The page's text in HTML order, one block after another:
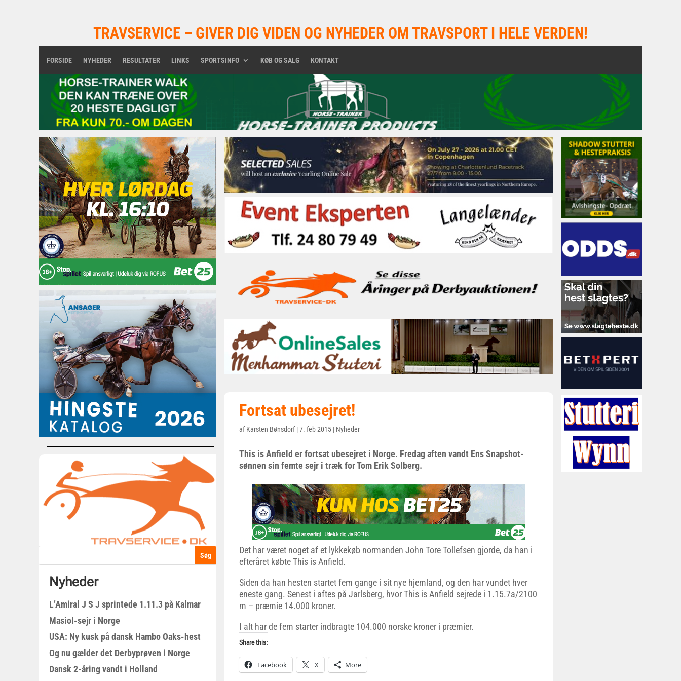
TRAVSERVICE – GIVER DIG VIDEN OG NYHEDER OM TRAVSPORT I HELE VERDEN!
FORSIDE NYHEDER RESULTATER LINKS SPORTSINFO KØB OG SALG KONTAKT
Nyheder
L’Amiral J S J sprintede 1.11.3 på Kalmar
Masiol-sejr i Norge
USA: Ny kusk på dansk Hambo Oaks-hest
Og nu gælder det Derbyprøven i Norge
Dansk 2-åring vandt i Holland
Fortsat ubesejret!
afKarsten Bønsdorf|7. feb 2015 | Nyheder
This is Anfield er fortsat ubesejret i Norge. Fredag aften vandt Ens Snapshot-
sønnen sin femte sejr i træk for Tom Erik Solberg.
Det har været noget af et lykkekøb normanden John Tore Tollefsen gjorde, da han i
efteråret købte This is Anfield.
Siden da han hesten startet fem gange i sit nye hjemland, og den har vundet hver
eneste gang. Senest i aftes på Jarlsberg, hvor This is Anfield sejrede i 1.15.7a/2100
m – præmie 14.000 kroner.
I alt har de fem starter indbragte 104.000 norske kroner i præmier.
Share this:
Facebook X More